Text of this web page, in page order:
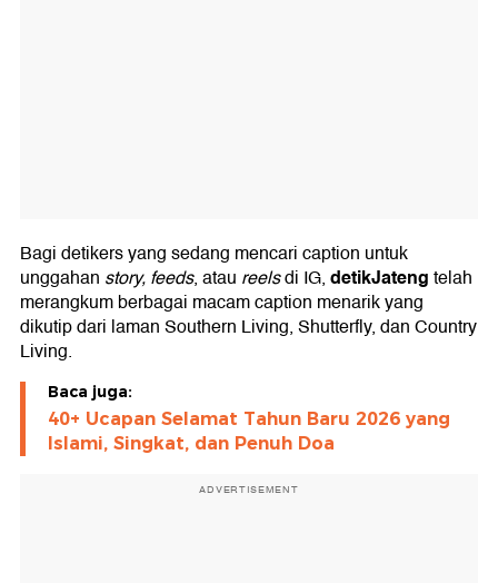
Bagi detikers yang sedang mencari caption untuk
unggahan story, feeds, atau reelsdi IG,detikJatengtelah
merangkum berbagai macam caption menarik yang
dikutip dari laman Southern Living, Shutterfly, dan Country
Living.
Baca juga:
40+ Ucapan Selamat Tahun Baru 2026 yang
Islami, Singkat, dan Penuh Doa
ADVERTISEMENT